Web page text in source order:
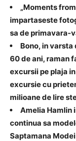
„Moments
impartaseste
sa de primavara-
Bono, in varsta
60 de ani, raman
excursii pe plaja
excursie cu
milioane de lire
Amelia Hamlin
continua sa
Saptamana